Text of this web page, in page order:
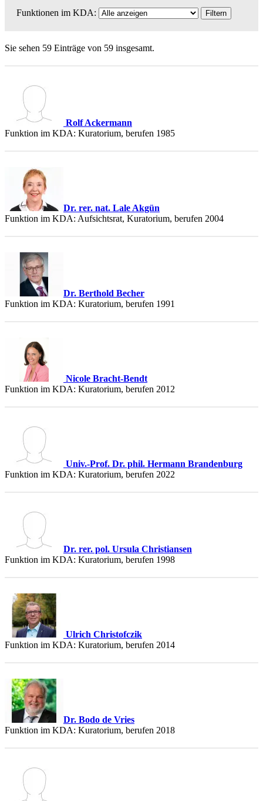
Funktionen im KDA:
Sie sehen 59 Einträge von 59 insgesamt.
Rolf Ackermann
Funktion im KDA: Kuratorium, berufen 1985
Dr. rer. nat. Lale Akgün
Funktion im KDA: Aufsichtsrat, Kuratorium, berufen 2004
Dr. Berthold Becher
Funktion im KDA: Kuratorium, berufen 1991
Nicole Bracht-Bendt
Funktion im KDA: Kuratorium, berufen 2012
Univ.-Prof. Dr. phil. Hermann Brandenburg
Funktion im KDA: Kuratorium, berufen 2022
Dr. rer. pol. Ursula Christiansen
Funktion im KDA: Kuratorium, berufen 1998
Ulrich Christofczik
Funktion im KDA: Kuratorium, berufen 2014
Dr. Bodo de Vries
Funktion im KDA: Kuratorium, berufen 2018